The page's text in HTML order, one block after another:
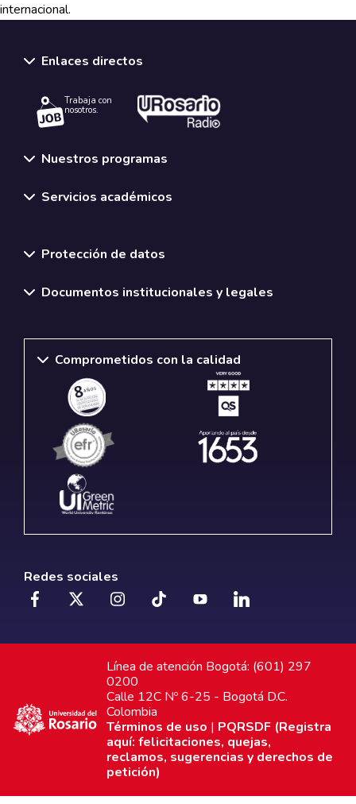
internacional.
Enlaces directos
Trabaja con
nosotros.
Nuestros programas
Servicios académicos
Protección de datos
Documentos institucionales y legales
Comprometidos con la calidad
Redes sociales
Línea de atención Bogotá: (601) 297
0200
Calle 12C Nº 6-25 - Bogotá D.C.
Colombia
Términos de uso | PQRSDF (Registra
aquí: felicitaciones, quejas,
reclamos, sugerencias y derechos de
petición)